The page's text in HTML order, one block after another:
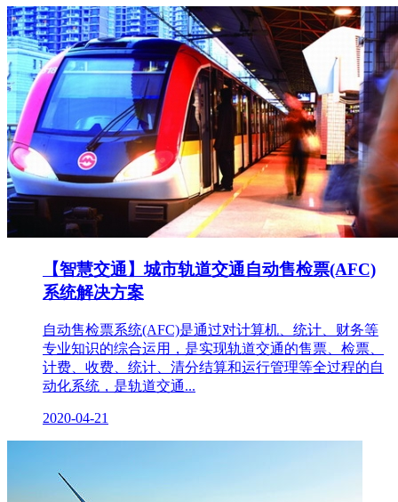
【智慧交通】城市轨道交通自动售检票(AFC)
系统解决方案
自动售检票系统(AFC)是通过对计算机、统计、财务等
专业知识的综合运用，是实现轨道交通的售票、检票、
计费、收费、统计、清分结算和运行管理等全过程的自
动化系统，是轨道交通...
2020-04-21